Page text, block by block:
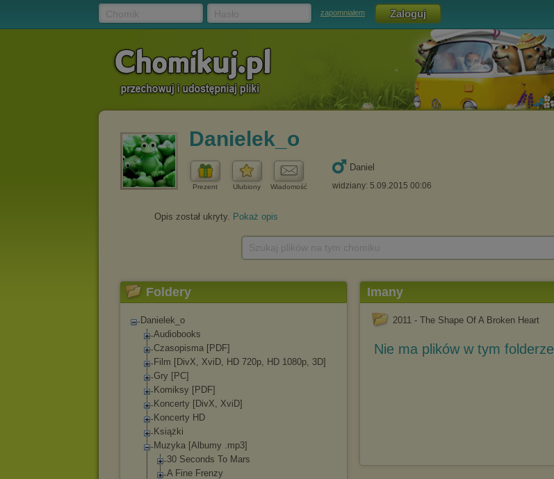
zapomniałem
Danielek_o
Prezent Ulubiony Wiadomość
Daniel
widziany: 5.09.2015 00:06
Opis został ukryty. Pokaż opis
Foldery
Danielek_o
Audiobooks
Czasopisma [PDF]
Film [DivX, XviD, HD 720p, HD 1080p, 3D]
Gry [PC]
Komiksy [PDF]
Koncerty [DivX, XviD]
Koncerty HD
Książki
Muzyka [Albumy .mp3]
30 Seconds To Mars
A Fine Frenzy
Imany
2011 - The Shape Of A Broken Heart
Nie ma plików w tym folderze